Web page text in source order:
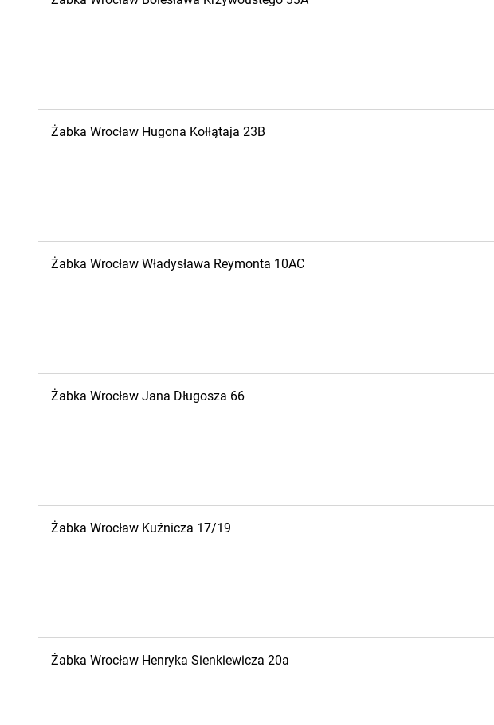
Żabka Wrocław Hugona Kołłątaja 23B
Żabka Wrocław Władysława Reymonta 10AC
Żabka Wrocław Jana Długosza 66
Żabka Wrocław Kuźnicza 17/19
Żabka Wrocław Henryka Sienkiewicza 20a